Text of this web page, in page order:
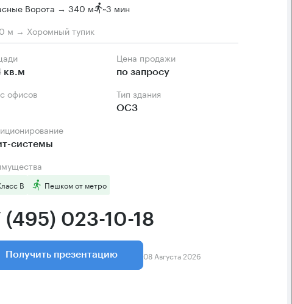
Ворота → 340 м ~3 мин
м → Хоромный тупик
кв.м
Цена продажи
по запросу
офисов Тип здания
ОСЗ
системы
B Пешком от метро
(495) 023-10-18
Получить презентацию 08 Августа 2026